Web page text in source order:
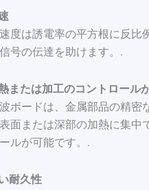
度は誘電率の平方根に反比
号の伝達を助けます。.
または加工のコントロールが
ボードは、金属部品の精密
面または深部の加熱に集中
ルが可能です。.
耐久性